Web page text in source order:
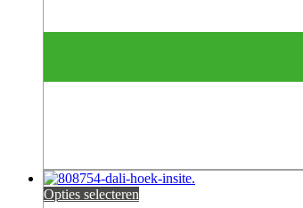
Opties selecteren